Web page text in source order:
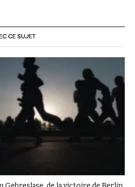
CE SUJET